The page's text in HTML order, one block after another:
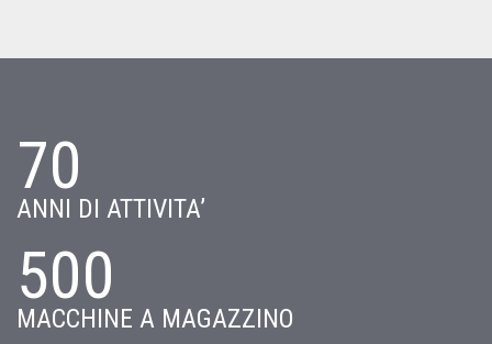
70
ANNI DI ATTIVITA’
500
MACCHINE A MAGAZZINO